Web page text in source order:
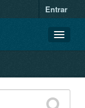
Entrar